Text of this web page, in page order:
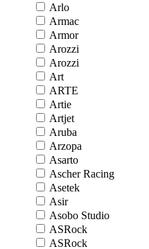
Arlo
Armac
Armor
Arozzi
Arozzi
Art
ARTE
Artie
Artjet
Aruba
Arzopa
Asarto
Ascher Racing
Asetek
Asir
Asobo Studio
ASRock
ASRock